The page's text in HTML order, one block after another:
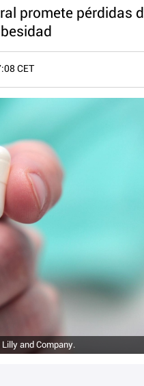
promete pérdidas
CET
and Company.